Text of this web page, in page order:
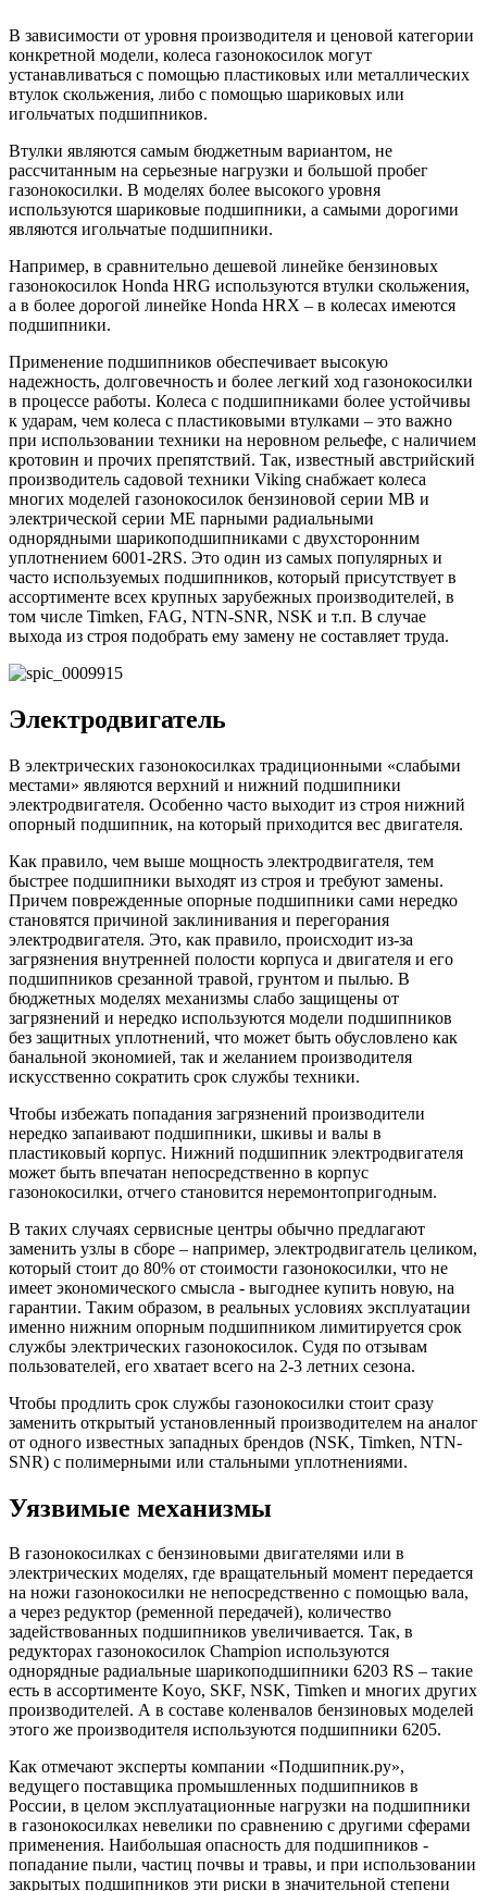
В зависимости от уровня производителя и ценовой категории
конкретной модели, колеса газонокосилок могут
устанавливаться с помощью пластиковых или металлических
втулок скольжения, либо с помощью шариковых или
игольчатых подшипников.
Втулки являются самым бюджетным вариантом, не
рассчитанным на серьезные нагрузки и большой пробег
газонокосилки. В моделях более высокого уровня
используются шариковые подшипники, а самыми дорогими
являются игольчатые подшипники.
Например, в сравнительно дешевой линейке бензиновых
газонокосилок Honda HRG используются втулки скольжения,
а в более дорогой линейке Honda HRX – в колесах имеются
подшипники.
Применение подшипников обеспечивает высокую
надежность, долговечность и более легкий ход газонокосилки
в процессе работы. Колеса с подшипниками более устойчивы
к ударам, чем колеса с пластиковыми втулками – это важно
при использовании техники на неровном рельефе, с наличием
кротовин и прочих препятствий. Так, известный австрийский
производитель садовой техники Viking снабжает колеса
многих моделей газонокосилок бензиновой серии MB и
электрической серии ME парными радиальными
однорядными шарикоподшипниками с двухсторонним
уплотнением 6001-2RS. Это один из самых популярных и
часто используемых подшипников, который присутствует в
ассортименте всех крупных зарубежных производителей, в
том числе Timken, FAG, NTN-SNR, NSK и т.п. В случае
выхода из строя подобрать ему замену не составляет труда.
Электродвигатель
В электрических газонокосилках традиционными «слабыми
местами» являются верхний и нижний подшипники
электродвигателя. Особенно часто выходит из строя нижний
опорный подшипник, на который приходится вес двигателя.
Как правило, чем выше мощность электродвигателя, тем
быстрее подшипники выходят из строя и требуют замены.
Причем поврежденные опорные подшипники сами нередко
становятся причиной заклинивания и перегорания
электродвигателя. Это, как правило, происходит из-за
загрязнения внутренней полости корпуса и двигателя и его
подшипников срезанной травой, грунтом и пылью. В
бюджетных моделях механизмы слабо защищены от
загрязнений и нередко используются модели подшипников
без защитных уплотнений, что может быть обусловлено как
банальной экономией, так и желанием производителя
искусственно сократить срок службы техники.
Чтобы избежать попадания загрязнений производители
нередко запаивают подшипники, шкивы и валы в
пластиковый корпус. Нижний подшипник электродвигателя
может быть впечатан непосредственно в корпус
газонокосилки, отчего становится неремонтопригодным.
В таких случаях сервисные центры обычно предлагают
заменить узлы в сборе – например, электродвигатель целиком,
который стоит до 80% от стоимости газонокосилки, что не
имеет экономического смысла - выгоднее купить новую, на
гарантии. Таким образом, в реальных условиях эксплуатации
именно нижним опорным подшипником лимитируется срок
службы электрических газонокосилок. Судя по отзывам
пользователей, его хватает всего на 2-3 летних сезона.
Чтобы продлить срок службы газонокосилки стоит сразу
заменить открытый установленный производителем на аналог
от одного известных западных брендов (NSK, Timken, NTN-
SNR) с полимерными или стальными уплотнениями.
Уязвимые механизмы
В газонокосилках с бензиновыми двигателями или в
электрических моделях, где вращательный момент передается
на ножи газонокосилки не непосредственно с помощью вала,
а через редуктор (ременной передачей), количество
задействованных подшипников увеличивается. Так, в
редукторах газонокосилок Champion используются
однорядные радиальные шарикоподшипники 6203 RS – такие
есть в ассортименте Koyo, SKF, NSK, Timken и многих других
производителей. А в составе коленвалов бензиновых моделей
этого же производителя используются подшипники 6205.
Как отмечают эксперты компании «Подшипник.ру»,
ведущего поставщика промышленных подшипников в
России, в целом эксплуатационные нагрузки на подшипники
в газонокосилках невелики по сравнению с другими сферами
применения. Наибольшая опасность для подшипников -
попадание пыли, частиц почвы и травы, и при использовании
закрытых подшипников эти риски в значительной степени